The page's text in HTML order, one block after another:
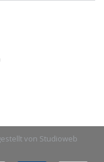
von Studioweb